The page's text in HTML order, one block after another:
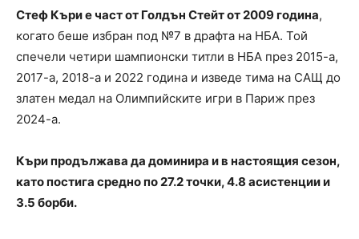
Стеф Къри е част от Голдън Стейт от 2009 година,
когато беше избран под №7 в драфта на НБА. Той
спечели четири шампионски титли в НБА през 2015-а,
2017-а, 2018-а и 2022 година и изведе тима на САЩ до
златен медал на Олимпийските игри в Париж през
2024-а.
Къри продължава да доминира и в настоящия сезон,
като постига средно по 27.2 точки, 4.8 асистенции и
3.5 борби.